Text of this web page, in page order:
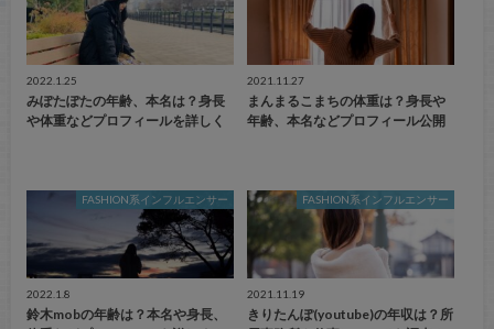
2022.1.25
みぽたぽたの年齢、本名は？身長
や体重などプロフィールを詳しく
2021.11.27
まんまるこまちの体重は？身長や
年齢、本名などプロフィール公開
FASHION系インフルエンサー
2022.1.8
鈴木mobの年齢は？本名や身長、
FASHION系インフルエンサー
2021.11.19
きりたんぽ(youtube)の年収は？所